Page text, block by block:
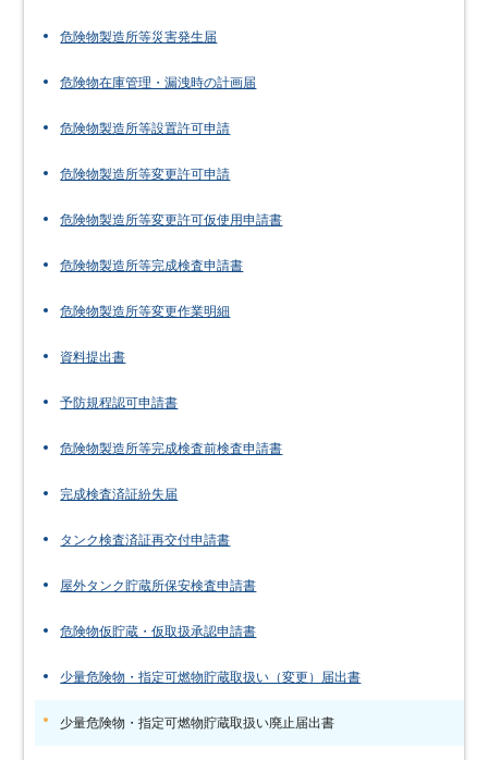
危険物製造所等災害発生届
危険物在庫管理・漏洩時の計画届
危険物製造所等設置許可申請
危険物製造所等変更許可申請
危険物製造所等変更許可仮使用申請書
危険物製造所等完成検査申請書
危険物製造所等変更作業明細
資料提出書
予防規程認可申請書
危険物製造所等完成検査前検査申請書
完成検査済証紛失届
タンク検査済証再交付申請書
屋外タンク貯蔵所保安検査申請書
危険物仮貯蔵・仮取扱承認申請書
少量危険物・指定可燃物貯蔵取扱い（変更）届出書
少量危険物・指定可燃物貯蔵取扱い廃止届出書